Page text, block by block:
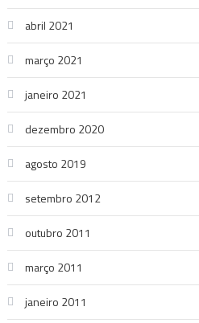
abril 2021
março 2021
janeiro 2021
dezembro 2020
agosto 2019
setembro 2012
outubro 2011
março 2011
janeiro 2011